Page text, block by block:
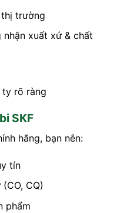
trường
nhận xuất xứ & chất
rõ ràng
SKF
hãng, bạn nên:
tín
CQ)
phẩm